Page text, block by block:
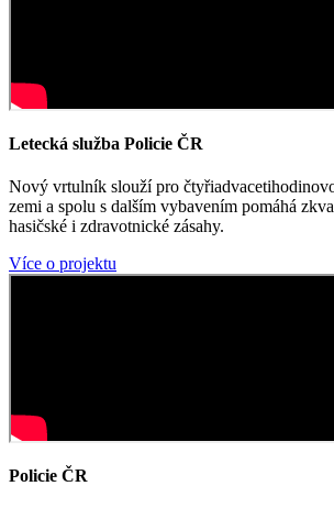
Letecká služba Policie ČR
Nový vrtulník slouží pro
zemi a spolu s dalším vybavením pomáhá
hasičské i zdravotnické zásahy.
Více o projektu
Policie ČR